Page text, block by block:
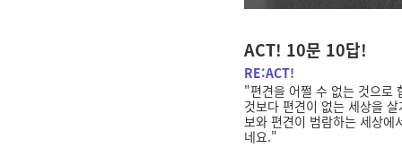
ACT! 10문 10답!
RE:ACT!
"편견을 어쩔 수 없는 것으로
것보다 편견이 없는 세상을
보와 편견이 범람하는 세상
네요."